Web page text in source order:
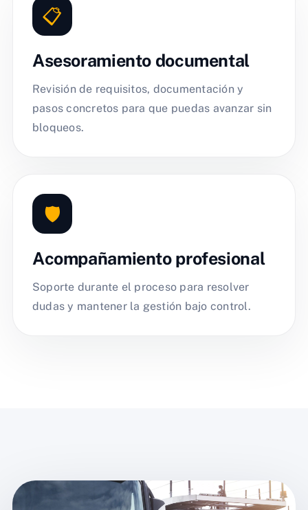
📋
Asesoramiento documental
Revisión de requisitos, documentación y
pasos concretos para que puedas avanzar sin
bloqueos.
🛡️
Acompañamiento profesional
Soporte durante el proceso para resolver
dudas y mantener la gestión bajo control.